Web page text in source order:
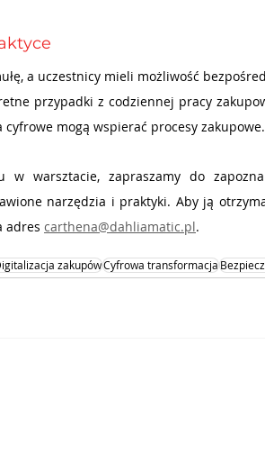
a uczestnicy mieli możliwość
przypadki z codziennej pracy
mogą wspierać procesy zakupowe.
w warsztacie, zapraszamy do
narzędzia i praktyki. Aby ją
adres carthena@dahliamatic.pl.
zakupówCyfrowa transformacja